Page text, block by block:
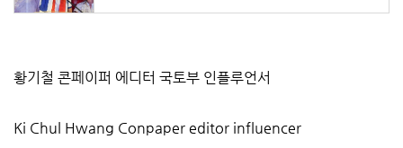
황기철 콘페이퍼 에디터 국토부 인플루언서
Ki Chul Hwang Conpaper editor influencer